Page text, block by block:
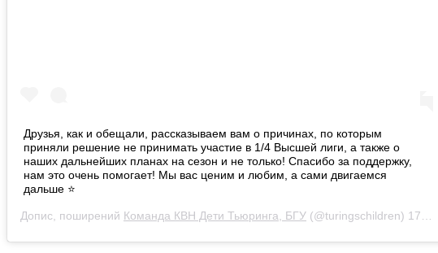
Друзья, как и обещали, рассказываем вам о причинах, по которым
приняли решение не принимать участие в 1/4 Высшей лиги, а также о
наших дальнейших планах на сезон и не только! Спасибо за поддержку,
нам это очень помогает! Мы вас ценим и любим, а сами двигаемся
дальше ⭐️
Допис, поширений Команда КВН Дети Тьюринга, БГУ (@turingschildren) 17 Лип 2020 р. о 3:56 PDT